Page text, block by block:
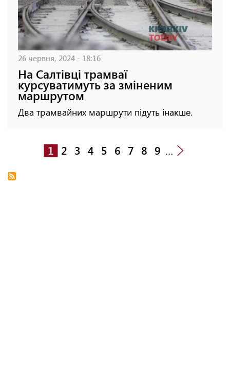
26 червня, 2024 - 18:16
На Салтівці трамваї
курсуватимуть за зміненим
маршрутом
Два трамвайних маршрути підуть інакше.
1 2 3 4 5 6 7 8 9 …